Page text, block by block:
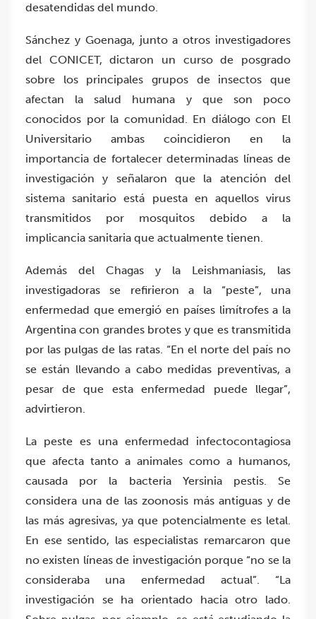
desatendidas del mundo.
Sánchez y Goenaga, junto a otros investigadores
del CONICET, dictaron un curso de posgrado
sobre los principales grupos de insectos que
afectan la salud humana y que son poco
conocidos por la comunidad. En diálogo con El
Universitario ambas coincidieron en la
importancia de fortalecer determinadas líneas de
investigación y señalaron que la atención del
sistema sanitario está puesta en aquellos virus
transmitidos por mosquitos debido a la
implicancia sanitaria que actualmente tienen.
Además del Chagas y la Leishmaniasis, las
investigadoras se refirieron a la “peste”, una
enfermedad que emergió en países limítrofes a la
Argentina con grandes brotes y que es transmitida
por las pulgas de las ratas. “En el norte del país no
se están llevando a cabo medidas preventivas, a
pesar de que esta enfermedad puede llegar”,
advirtieron.
La peste es una enfermedad infectocontagiosa
que afecta tanto a animales como a humanos,
causada por la bacteria Yersinia pestis. Se
considera una de las zoonosis más antiguas y de
las más agresivas, ya que potencialmente es letal.
En ese sentido, las especialistas remarcaron que
no existen líneas de investigación porque “no se la
consideraba una enfermedad actual”. “La
investigación se ha orientado hacia otro lado.